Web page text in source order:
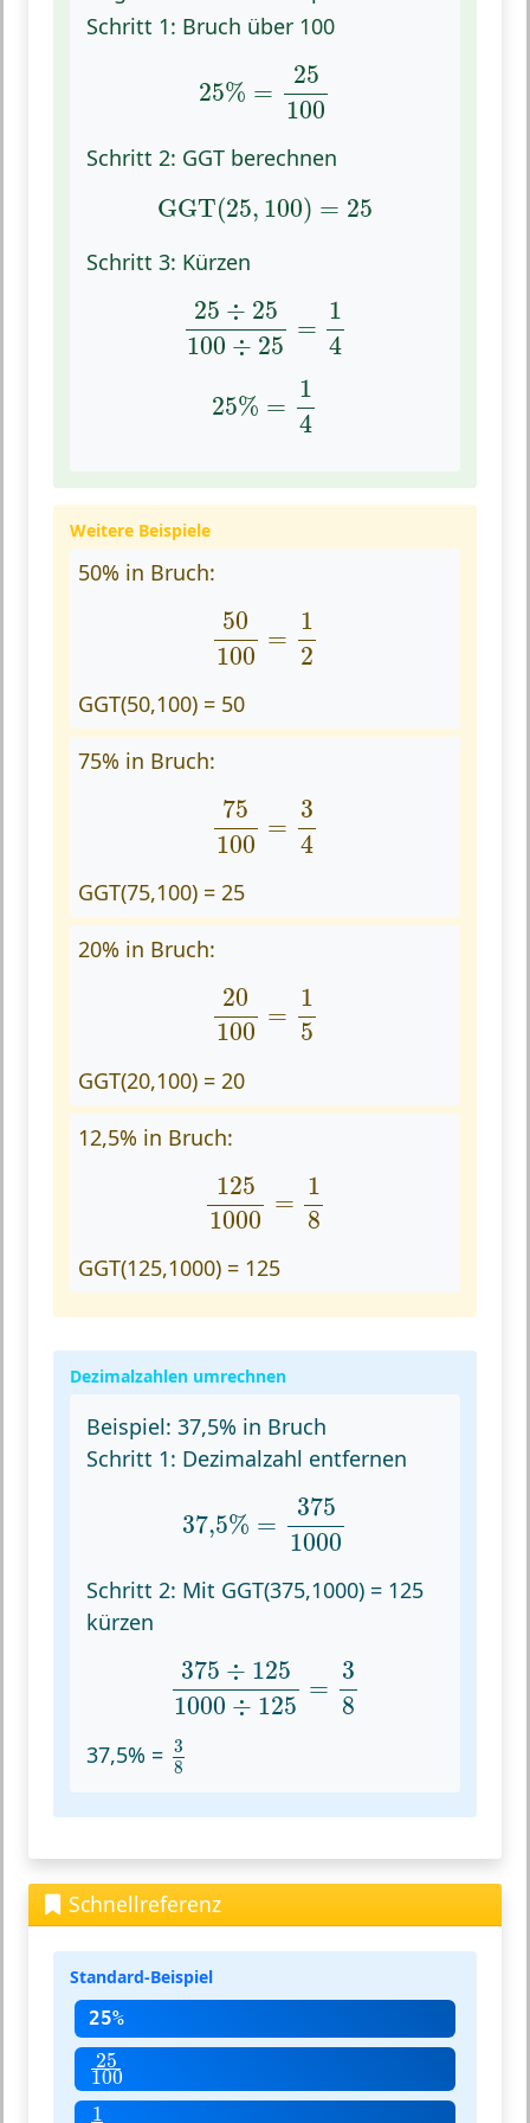
Schritt 1: Bruch über 100
25% =
25
100
100
Schritt 2: GGT berechnen
GGT(25, 100) = 25
GGT(25 ,100) 25
Schritt 3: Kürzen
25 ÷ 25
100 ÷ 25
=
1
4
25÷ 25 100 25
25% =
1
4
4
Weitere Beispiele
50% in Bruch:
50
100
=
1
2
50100 1
GGT(50,100) = 50
75% in Bruch:
75
100
=
3
4
75100 34
GGT(75,100) = 25
20% in Bruch:
20
100
=
1
5
20100 1
GGT(20,100) = 20
12,5% in Bruch:
125
1000
=
1
8
1251000 =
GGT(125,1000) = 125
Dezimalzahlen umrechnen
Beispiel: 37,5% in Bruch
Schritt 1: Dezimalzahl entfernen
37,5% =
375
1000
3751000
Schritt 2: Mit GGT(375,1000) = 125
kürzen
375 ÷ 125
1000 ÷ 125
=
3
8
375÷ 1251000 125
37,5% = 3
8
3
Schnellreferenz
Standard-Beispiel
25%
25
100
25100
1
14